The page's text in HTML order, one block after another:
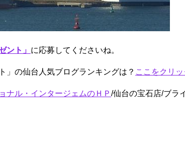
ント」 に応募してくださいね。
」の仙台人気ブログランキングは？ ここをクリッ
ナル・インタージェムのＨＰ /仙台の宝石店/ブラ